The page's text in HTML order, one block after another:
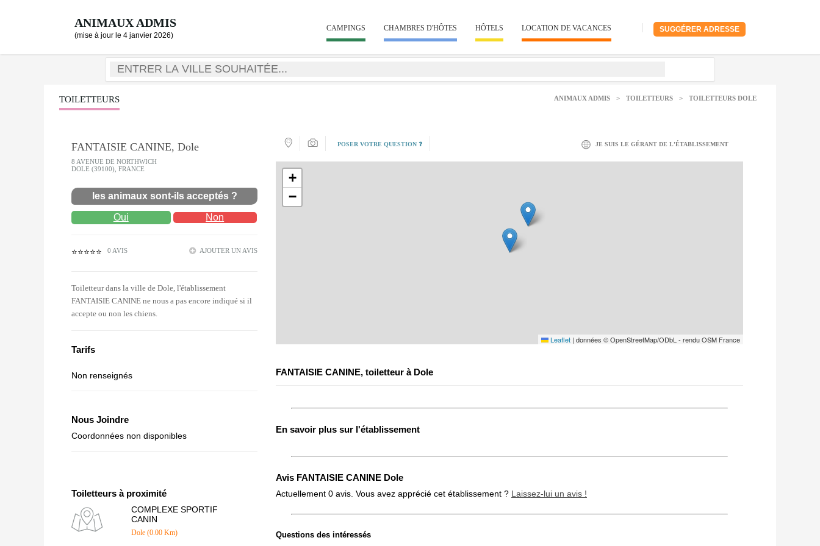
ANIMAUX ADMIS
(mise à jour le 4 janvier 2026)
SUGGÉRER ADRESSE
CAMPINGS CHAMBRES D'HÔTES HÔTELS LOCATION DE VACANCES
TOILETTEURS ANIMAUX ADMIS > TOILETTEURS > TOILETTEURS DOLE
FANTAISIE CANINE, Dole
8 AVENUE DE NORTHWICH
DOLE (39100), FRANCE
les animaux sont-ils acceptés ?
Oui Non
⭐⭐⭐⭐⭐ 0 AVIS AJOUTER UN AVIS
Toiletteur dans la ville de Dole, l'établissement
FANTAISIE CANINE ne nous a pas encore indiqué si il
accepte ou non les chiens.
Tarifs
Non renseignés
Nous Joindre
Coordonnées non disponibles
Toiletteurs à proximité
COMPLEXE SPORTIF
CANIN
Dole (0.00 Km)
POSER VOTRE QUESTION ❓ JE SUIS LE GÉRANT DE L'ÉTABLISSEMENT
+
−
Leaflet | données © OpenStreetMap/ODbL - rendu OSM France
FANTAISIE CANINE, toiletteur à Dole
En savoir plus sur l'établissement
Avis FANTAISIE CANINE Dole
Actuellement 0 avis. Vous avez apprécié cet établissement ? Laissez-lui un avis !
Note globale
Questions des intéressés